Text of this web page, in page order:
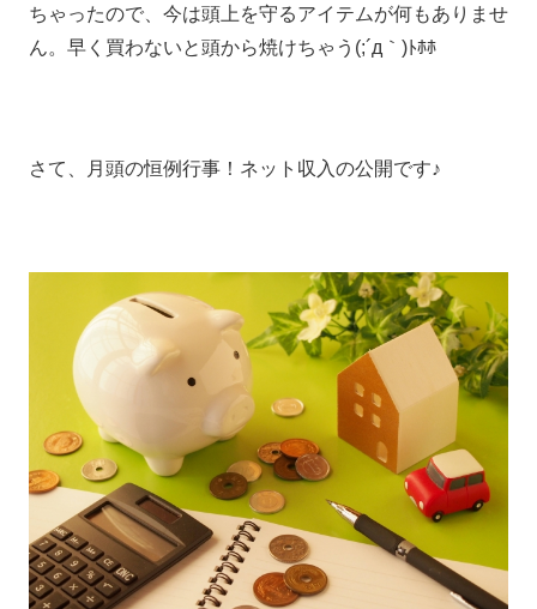
ちゃったので、今は頭上を守るアイテムが何もありませ
ん。早く買わないと頭から焼けちゃう(;´д｀)ﾄﾎﾎ
さて、月頭の恒例行事！ネット収入の公開です♪